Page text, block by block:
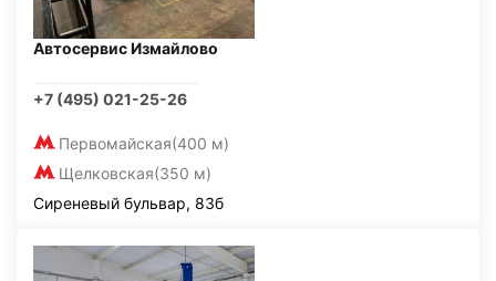
Автосервис Измайлово
+7 (495) 021-25-26
Первомайская(400 м)
Щелковская(350 м)
Сиреневый бульвар, 83б